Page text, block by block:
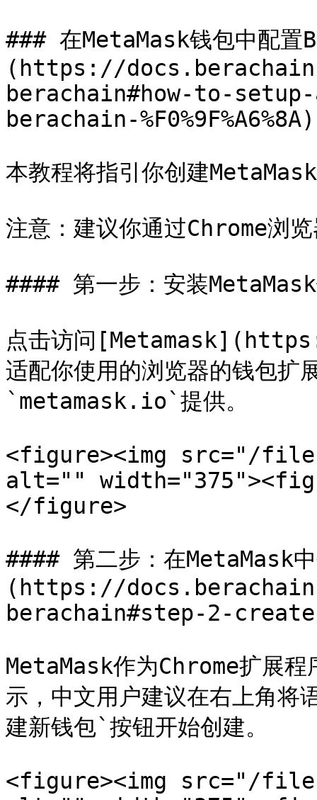
### 在MetaMask钱包中配
(https://
berachain#how-to-
berachain-%F0%9F%A6%8A)
本教程将指引你创建
注意：建议你通过Chrome浏
#### 第一步：安装
点击访问
适配你使用的浏览器的钱包扩
`metamask.io`提供。
<figure><img src="/files/
alt=""
</figure>
#### 第二步：在MetaMask
(https://
berachain#step-2-
MetaMask作为Chrome扩展
示，中文用户建议在右上角
建新钱包`按钮开始创建。
<figure><img src="/